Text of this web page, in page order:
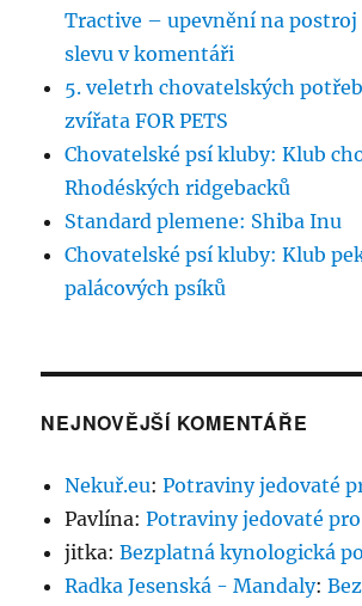
Tractive – upevnění na
slevu v komentáři
5. veletrh chovatelských
zvířata FOR PETS
Chovatelské psí kluby: Klub
Rhodéských ridgebacků
Standard plemene: Shiba Inu
Chovatelské psí kluby: Klub
palácových psíků
NEJNOVĚJŠÍ KOMENTÁŘE
Nekuř.eu:Potraviny jedovaté
Pavlína:Potraviny jedovaté
jitka:Bezplatná kynologická
Radka Jesenská - Mandaly: